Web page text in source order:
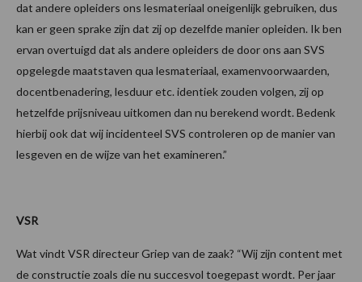
dat andere opleiders ons lesmateriaal oneigenlijk gebruiken, dus
kan er geen sprake zijn dat zij op dezelfde manier opleiden. Ik ben
ervan overtuigd dat als andere opleiders de door ons aan SVS
opgelegde maatstaven qua lesmateriaal, examenvoorwaarden,
docentbenadering, lesduur etc. identiek zouden volgen, zij op
hetzelfde prijsniveau uitkomen dan nu berekend wordt. Bedenk
hierbij ook dat wij incidenteel SVS controleren op de manier van
lesgeven en de wijze van het examineren.”
VSR
Wat vindt VSR directeur Griep van de zaak? “Wij zijn content met
de constructie zoals die nu succesvol toegepast wordt. Per jaar